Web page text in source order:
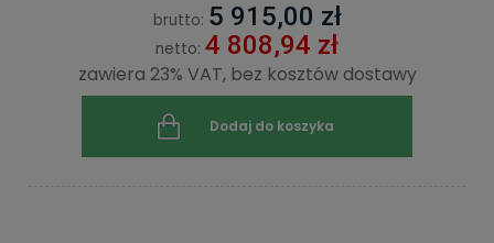
brutto: 5 915,00 zł
netto: 4 808,94 zł
zawiera 23% VAT, bez kosztów dostawy
Dodaj do koszyka